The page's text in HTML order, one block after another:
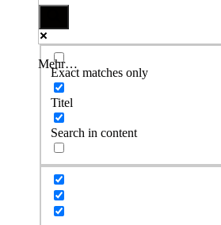
Mehr…
Exact matches only
Titel
Search in content